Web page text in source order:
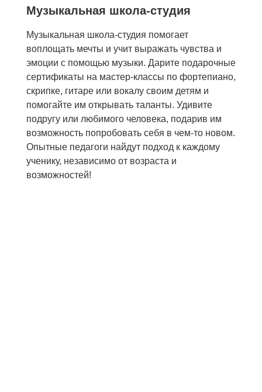
Музыкальная школа-студия
Музыкальная школа-студия помогает
воплощать мечты и учит выражать чувства и
эмоции с помощью музыки. Дарите подарочные
сертификаты на мастер-классы по фортепиано,
скрипке, гитаре или вокалу своим детям и
помогайте им открывать таланты. Удивите
подругу или любимого человека, подарив им
возможность попробовать себя в чем-то новом.
Опытные педагоги найдут подход к каждому
ученику, независимо от возраста и
возможностей!